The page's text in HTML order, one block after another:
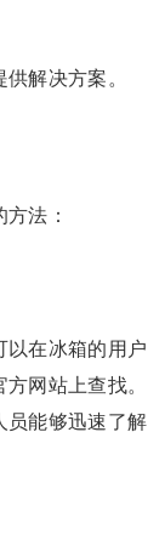
解决方案。
法：
以在冰箱的用户
网站上查找。
员能够迅速了解